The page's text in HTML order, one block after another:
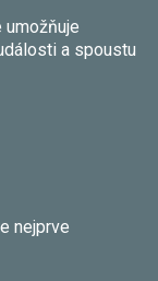
umožňuje
a spoustu
nejprve